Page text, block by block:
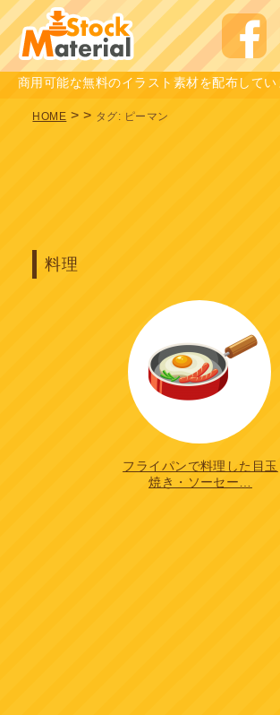
商用可能な無料のイラスト素材を配布してい
HOME > > タグ: ピーマン
料理
フライパンで料理した目玉
焼き・ソーセー…